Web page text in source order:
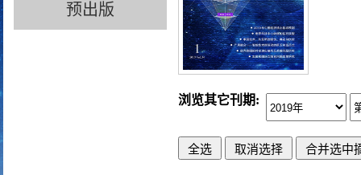
预出版
浏览其它刊期: